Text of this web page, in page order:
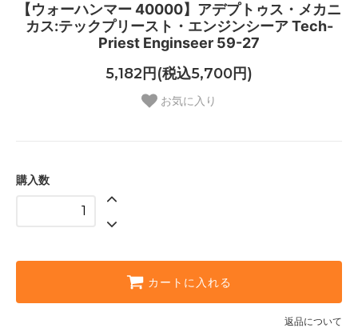
【ウォーハンマー 40000】アデプトゥス・メカニ
カス:テックプリースト・エンジンシーア Tech-
Priest Enginseer 59-27
5,182円(税込5,700円)
お気に入り
購入数
カートに入れる
返品について